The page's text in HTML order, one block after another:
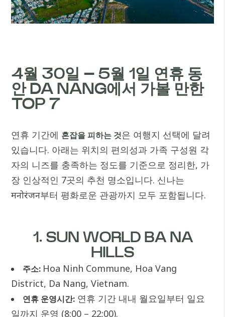
4월 30일 – 5월 1일 연휴 동
안 DA NANG에서 가볼 만한
TOP 7
연휴 기간에 혼잡을 피하는 것은 여행지 선택에 달려
있습니다. 아래는 위치의 편의성과 가족 구성원 각
자의 니즈를 충족하는 정도를 기준으로 정리한, 가
장 인상적인 7곳의 추천 명소입니다. 신나는
मनोरंजन부터 평화로운 관광까지 모두 포함됩니다.
1. SUN WORLD BA NA
HILLS
주소: Hoa Ninh Commune, Hoa Vang
District, Da Nang, Vietnam.
연휴 운영시간: 연휴 기간 내내 월요일부터 일요
일까지 운영 (8:00 – 22:00).